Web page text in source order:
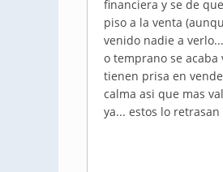
financiera y se de
piso a la venta
venido nadie a
o temprano se
tienen prisa en
calma asi que mas
ya... estos lo